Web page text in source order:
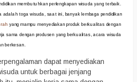
membutuhkan perlengkapan wisuda yang terbaik.
adalah toga wisuda, saat ini, banyak lembaga pendidikan
yang mampu menyediakan produk berkualitas dengan
sama dengan produsen yang berkualitas, acara wisuda
berkesan.
dapat menyediakan
untuk berbagai jenjang